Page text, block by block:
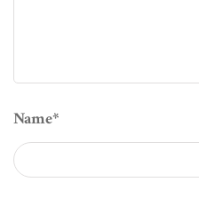
Name*